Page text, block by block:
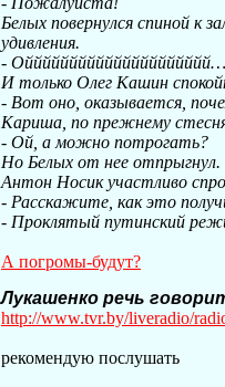
Белых повернулся спиной к
удивления.
- Оййййййййййййййййййййй…
И только Олег Кашин
- Вот оно, оказывается,
Кариша, по прежнему
- Ой, а можно потрогать?
Но Белых от нее отпрыгнул.
Антон Носик участливо
- Расскажите, как это
- Проклятый путинский
А погромы-будут?
Лукашенко речь
http://www.tvr.by/liveradio/
рекомендую послушать